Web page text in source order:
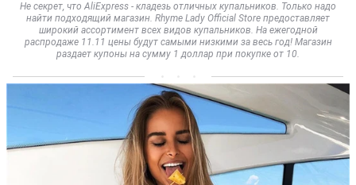
Не секрет, что AliExpress - кладезь отличных купальников. Только надо
найти подходящий магазин. Rhyme Lady Official Store предоставляет
широкий ассортимент всех видов купальников. На ежегодной
распродаже 11.11 цены будут самыми низкими за весь год! Магазин
раздает купоны на сумму 1 доллар при покупке от 10.